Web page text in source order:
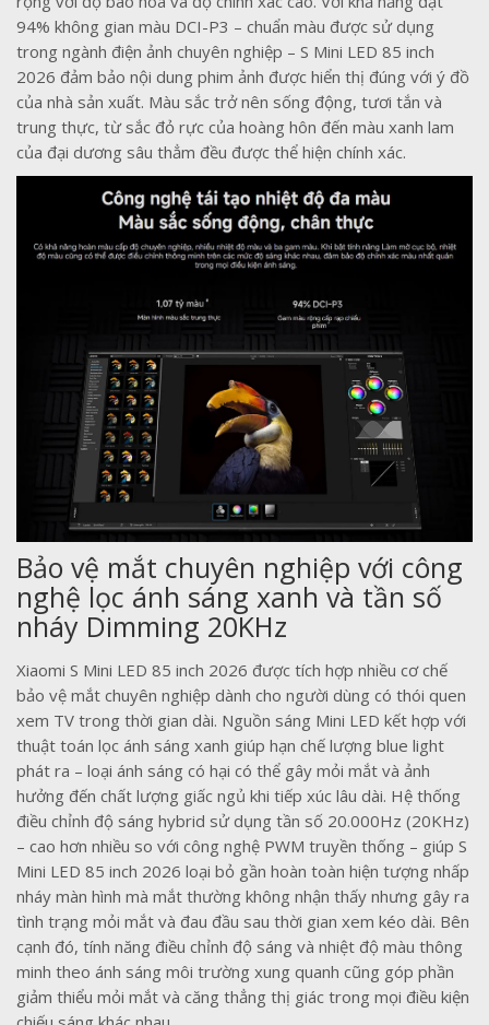
94% không gian màu DCI-P3 – chuẩn màu được sử dụng
trong ngành điện ảnh chuyên nghiệp – S Mini LED 85 inch
2026 đảm bảo nội dung phim ảnh được hiển thị đúng với ý đồ
của nhà sản xuất. Màu sắc trở nên sống động, tươi tắn và
trung thực, từ sắc đỏ rực của hoàng hôn đến màu xanh lam
của đại dương sâu thẳm đều được thể hiện chính xác.
Bảo vệ mắt chuyên nghiệp với công
nghệ lọc ánh sáng xanh và tần số
nháy Dimming 20KHz
Xiaomi S Mini LED 85 inch 2026 được tích hợp nhiều cơ chế
bảo vệ mắt chuyên nghiệp dành cho người dùng có thói quen
xem TV trong thời gian dài. Nguồn sáng Mini LED kết hợp với
thuật toán lọc ánh sáng xanh giúp hạn chế lượng blue light
phát ra – loại ánh sáng có hại có thể gây mỏi mắt và ảnh
hưởng đến chất lượng giấc ngủ khi tiếp xúc lâu dài. Hệ thống
điều chỉnh độ sáng hybrid sử dụng tần số 20.000Hz (20KHz)
– cao hơn nhiều so với công nghệ PWM truyền thống – giúp S
Mini LED 85 inch 2026 loại bỏ gần hoàn toàn hiện tượng nhấp
nháy màn hình mà mắt thường không nhận thấy nhưng gây ra
tình trạng mỏi mắt và đau đầu sau thời gian xem kéo dài. Bên
cạnh đó, tính năng điều chỉnh độ sáng và nhiệt độ màu thông
minh theo ánh sáng môi trường xung quanh cũng góp phần
giảm thiểu mỏi mắt và căng thẳng thị giác trong mọi điều kiện